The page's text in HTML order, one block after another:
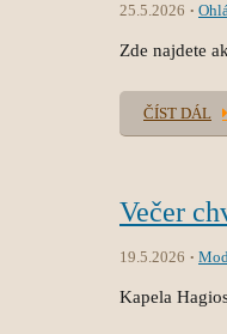
25.5.2026
Zde najdete
ČÍST DÁL
Večer
19.5.2026
Kapela